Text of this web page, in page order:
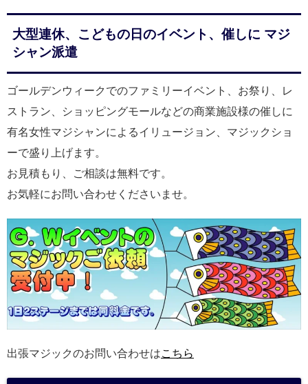
大型連休、こどもの日のイベント、催しに マジ
シャン派遣
ゴールデンウィークでのファミリーイベント、お祭り、レ
ストラン、ショッピングモールなどの商業施設様の催しに
有名女性マジシャンによるイリュージョン、マジックショ
ーで盛り上げます。
お見積もり、ご相談は無料です。
お気軽にお問い合わせくださいませ。
出張マジックのお問い合わせはこちら